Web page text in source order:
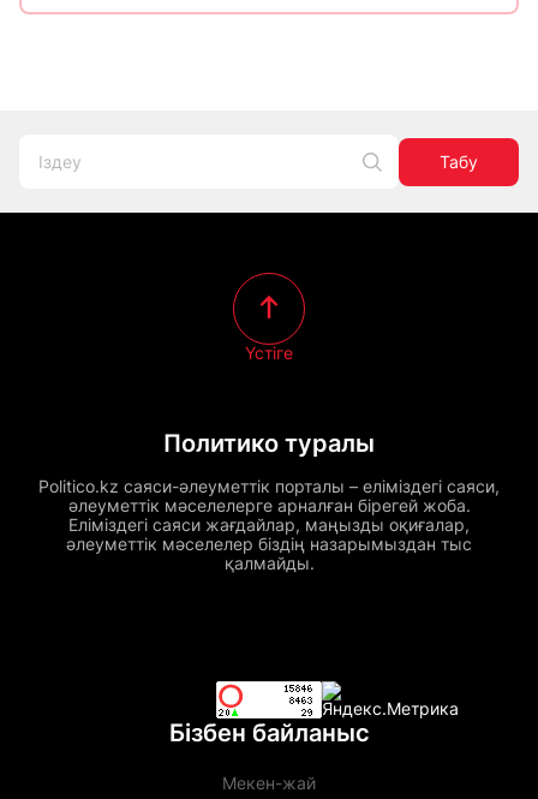
Табу
Политико туралы
Politico.kz саяси-әлеуметтік порталы – еліміздегі саяси,
әлеуметтік мәселелерге арналған бірегей жоба.
Еліміздегі саяси жағдайлар, маңызды оқиғалар,
әлеуметтік мәселелер біздің назарымыздан тыс
қалмайды.
Үстіге
Бізбен байланыс
Мекен-жай